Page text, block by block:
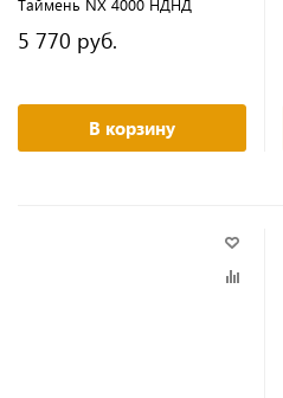
Таймень NX 4000 НДНД
5 770 руб.
В корзину